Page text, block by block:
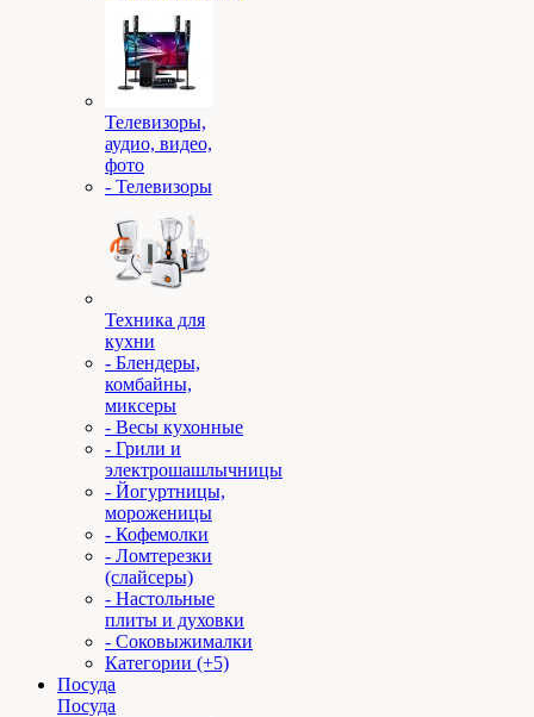
Телевизоры,
аудио, видео,
фото
- Телевизоры
Техника для
кухни
- Блендеры,
комбайны,
миксеры
- Весы кухонные
- Грили и
электрошашлычницы
- Йогуртницы,
мороженицы
- Кофемолки
- Ломтерезки
(слайсеры)
- Настольные
плиты и духовки
- Соковыжималки
Категории (+5)
Посуда
Посуда